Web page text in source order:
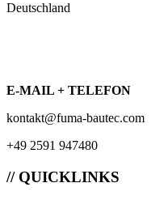
Deutschland
E-MAIL + TELEFON
kontakt@fuma-bautec.com
+49 2591 947480
// QUICKLINKS